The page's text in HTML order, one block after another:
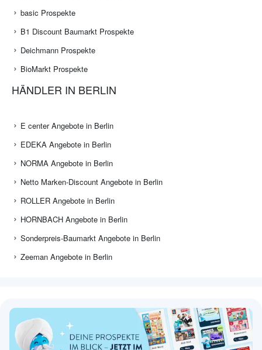
basic Prospekte
B1 Discount Baumarkt Prospekte
Deichmann Prospekte
BioMarkt Prospekte
HÄNDLER IN BERLIN
E center Angebote in Berlin
EDEKA Angebote in Berlin
NORMA Angebote in Berlin
Netto Marken-Discount Angebote in Berlin
ROLLER Angebote in Berlin
HORNBACH Angebote in Berlin
Sonderpreis-Baumarkt Angebote in Berlin
Zeeman Angebote in Berlin